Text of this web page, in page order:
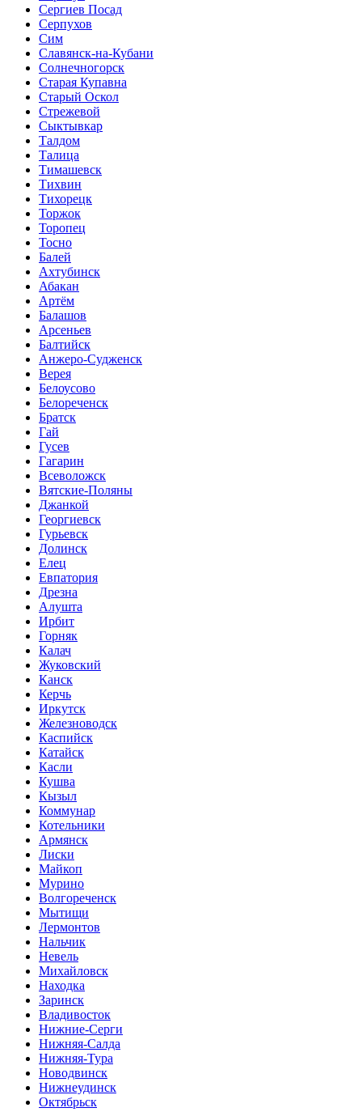
Сергиев Посад
Серпухов
Сим
Славянск-на-Кубани
Солнечногорск
Старая Купавна
Старый Оскол
Стрежевой
Сыктывкар
Талдом
Талица
Тимашевск
Тихвин
Тихорецк
Торжок
Торопец
Тосно
Балей
Ахтубинск
Абакан
Артём
Балашов
Арсеньев
Балтийск
Анжеро-Судженск
Верея
Белоусово
Белореченск
Братск
Гай
Гусев
Гагарин
Всеволожск
Вятские-Поляны
Джанкой
Георгиевск
Гурьевск
Долинск
Елец
Евпатория
Дрезна
Алушта
Ирбит
Горняк
Калач
Жуковский
Канск
Керчь
Иркутск
Железноводск
Каспийск
Катайск
Касли
Кушва
Кызыл
Коммунар
Котельники
Армянск
Лиски
Майкоп
Мурино
Волгореченск
Мытищи
Лермонтов
Нальчик
Невель
Михайловск
Находка
Заринск
Владивосток
Нижние-Серги
Нижняя-Салда
Нижняя-Тура
Новодвинск
Нижнеудинск
Октябрьск